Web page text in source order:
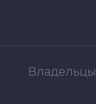
Владельцы